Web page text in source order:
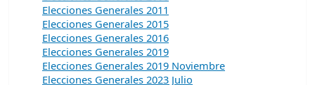
Elecciones Generales 2011
Elecciones Generales 2015
Elecciones Generales 2016
Elecciones Generales 2019
Elecciones Generales 2019 Noviembre
Elecciones Generales 2023 Julio